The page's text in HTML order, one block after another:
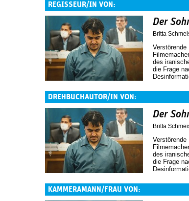
REGISSEUR/IN VON:
Der
Britta
des
die Frage
DREHBUCHAUTOR/IN VON:
Der
Britta
des
die Frage
KAMMERAMANN/FRAU VON: